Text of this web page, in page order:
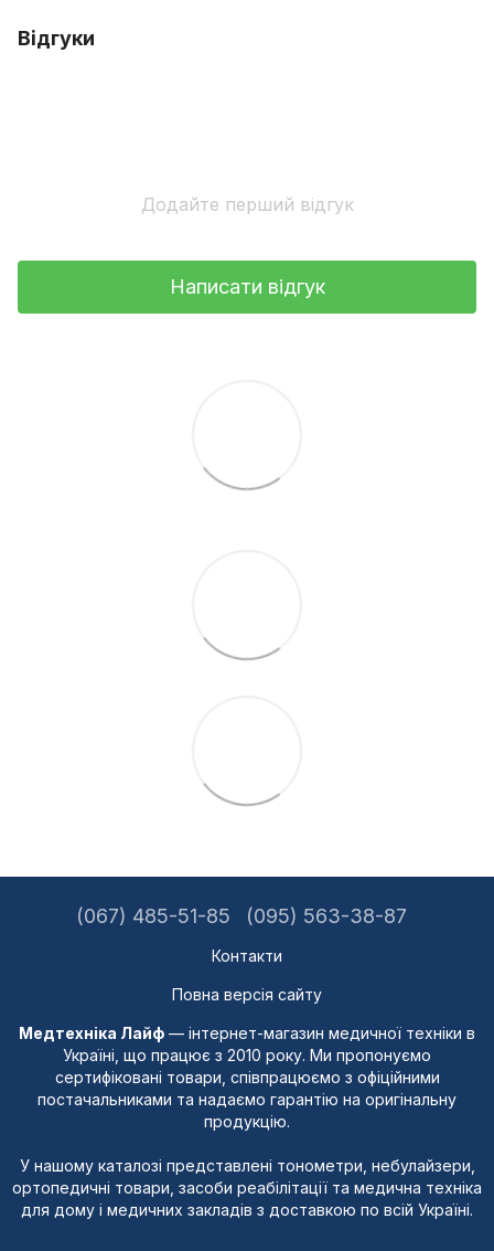
Відгуки
Додайте перший відгук
Написати відгук
(067) 485-51-85 (095) 563-38-87
Контакти
Повна версія сайту
Медтехніка Лайф — інтернет-магазин медичної техніки в
Україні, що працює з 2010 року. Ми пропонуємо
сертифіковані товари, співпрацюємо з офіційними
постачальниками та надаємо гарантію на оригінальну
продукцію.
У нашому каталозі представлені тонометри, небулайзери,
ортопедичні товари, засоби реабілітації та медична техніка
для дому і медичних закладів з доставкою по всій Україні.